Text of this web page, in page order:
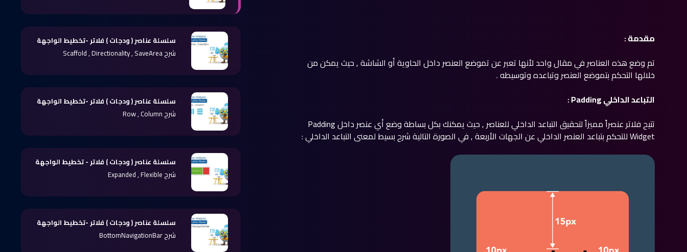
مقدمة :
تم وضع هذه العناصر في مقال واحد لأنها تعبر عن تموضع العنصر داخل الحاوية أو الشاشة , حيث يمكن من
خلالها التحكم بتموضع العنصر وتباعده وتوسيطه .
التباعد الداخلي Padding :
تتيح فلاتر عنصراً مميزاً لتحقيق التباعد الداخلي للعناصر , حيث يمكنك بكل بساطة وضع أي عنصر داخل Padding
Widget للتحكم بتباعد العنصر الداخلي عن الجهات الأربعة , في الصورة التالية شرح بسيط لمعنى التباعد الداخلي :
سلسلة عناصر ( ودجات ) فلاتر -تخطيط الواجهة
شرح Scaffold , Directionality , SaveArea
سلسلة عناصر ( ودجات ) فلاتر -تخطيط الواجهة
شرح Row , Column
سلسلة عناصر ( ودجات ) فلاتر - تخطيط الواجهة
شرح Expanded , Flexible
سلسلة عناصر ( ودجات ) فلاتر -تخطيط الواجهة
شرح BottomNavigationBar